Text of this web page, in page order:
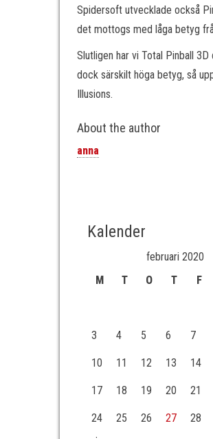
Spidersoft utvecklade också
det mottogs med låga betyg
Slutligen har vi Total Pinball
dock särskilt höga betyg, så
Illusions.
About the author
anna
Kalender
februari 2020
M
T O T F
3 4 5 6 7
10 11 12 13 14
17 18 19 20 21
24 25 26 27 28